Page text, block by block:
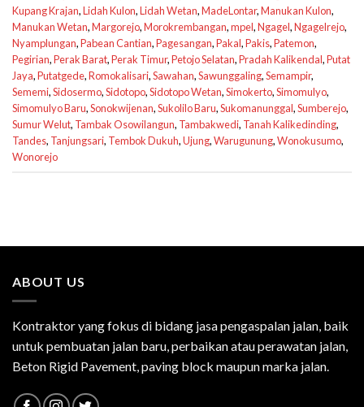
Kupang Krajan,Lidah Kulon,Lidah Wetan,MadeLontar,Manukan Kulon,
Manukan Wetan,Margorejo,Morokrembangan,mpel,Ngagel,Ngagelrejo,
Nyamplungan,Pabean Cantian,Pagesangan,Pakal,Pakis,Patemon,
Pegirian,Perak Barat,Perak Timur,Petojo Selatan,Pradah Kalikendal,Putat
Jaya,Putatgede,Romokalisari,Sawahan,Sawunggaling,Semampir,
Sememi,Sidosermo,Sidotopo,Sidotopo Wetan,Simokerto,Simomulyo,
Simomulyo Baru,Sonokwijenan,Sukolilo Baru,Sukomanunggal,Sumberejo,
Sumur Welut, Tambak Osowilangun, Tambakwedi, Tanah Kalikedinding,
Tandes, Tanjungsari, Tembok Dukuh,Ujung,Warugunung,Wonokusumo,
Wonorejo
ABOUT US
Kontraktor yang fokus di bidang jasa pengaspalan jalan, baik
untuk pembuatan jalan baru, perbaikan atau perawatan jalan,
Beton Rigid Pavement, paving block maupun marka jalan.